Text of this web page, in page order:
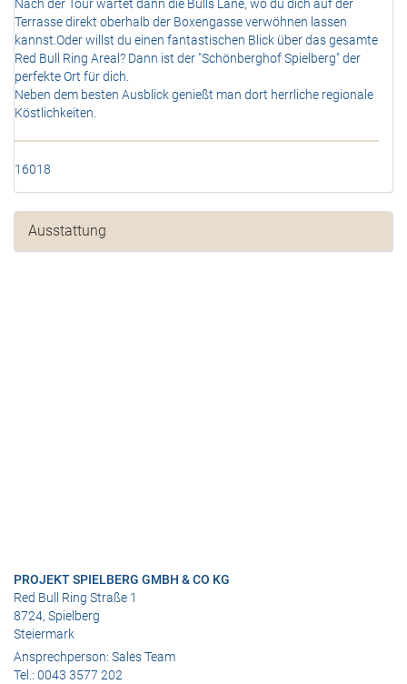
Nach der Tour wartet dann die Bulls Lane, wo du dich auf der
Terrasse direkt oberhalb der Boxengasse verwöhnen lassen
kannst.Oder willst du einen fantastischen Blick über das gesamte
Red Bull Ring Areal? Dann ist der "Schönberghof Spielberg" der
perfekte Ort für dich.
Neben dem besten Ausblick genießt man dort herrliche regionale
Köstlichkeiten.
16018
Ausstattung
PROJEKT SPIELBERG GMBH & CO KG
Red Bull Ring Straße 1
8724, Spielberg
Steiermark
Ansprechperson: Sales Team
Tel.: 0043 3577 202